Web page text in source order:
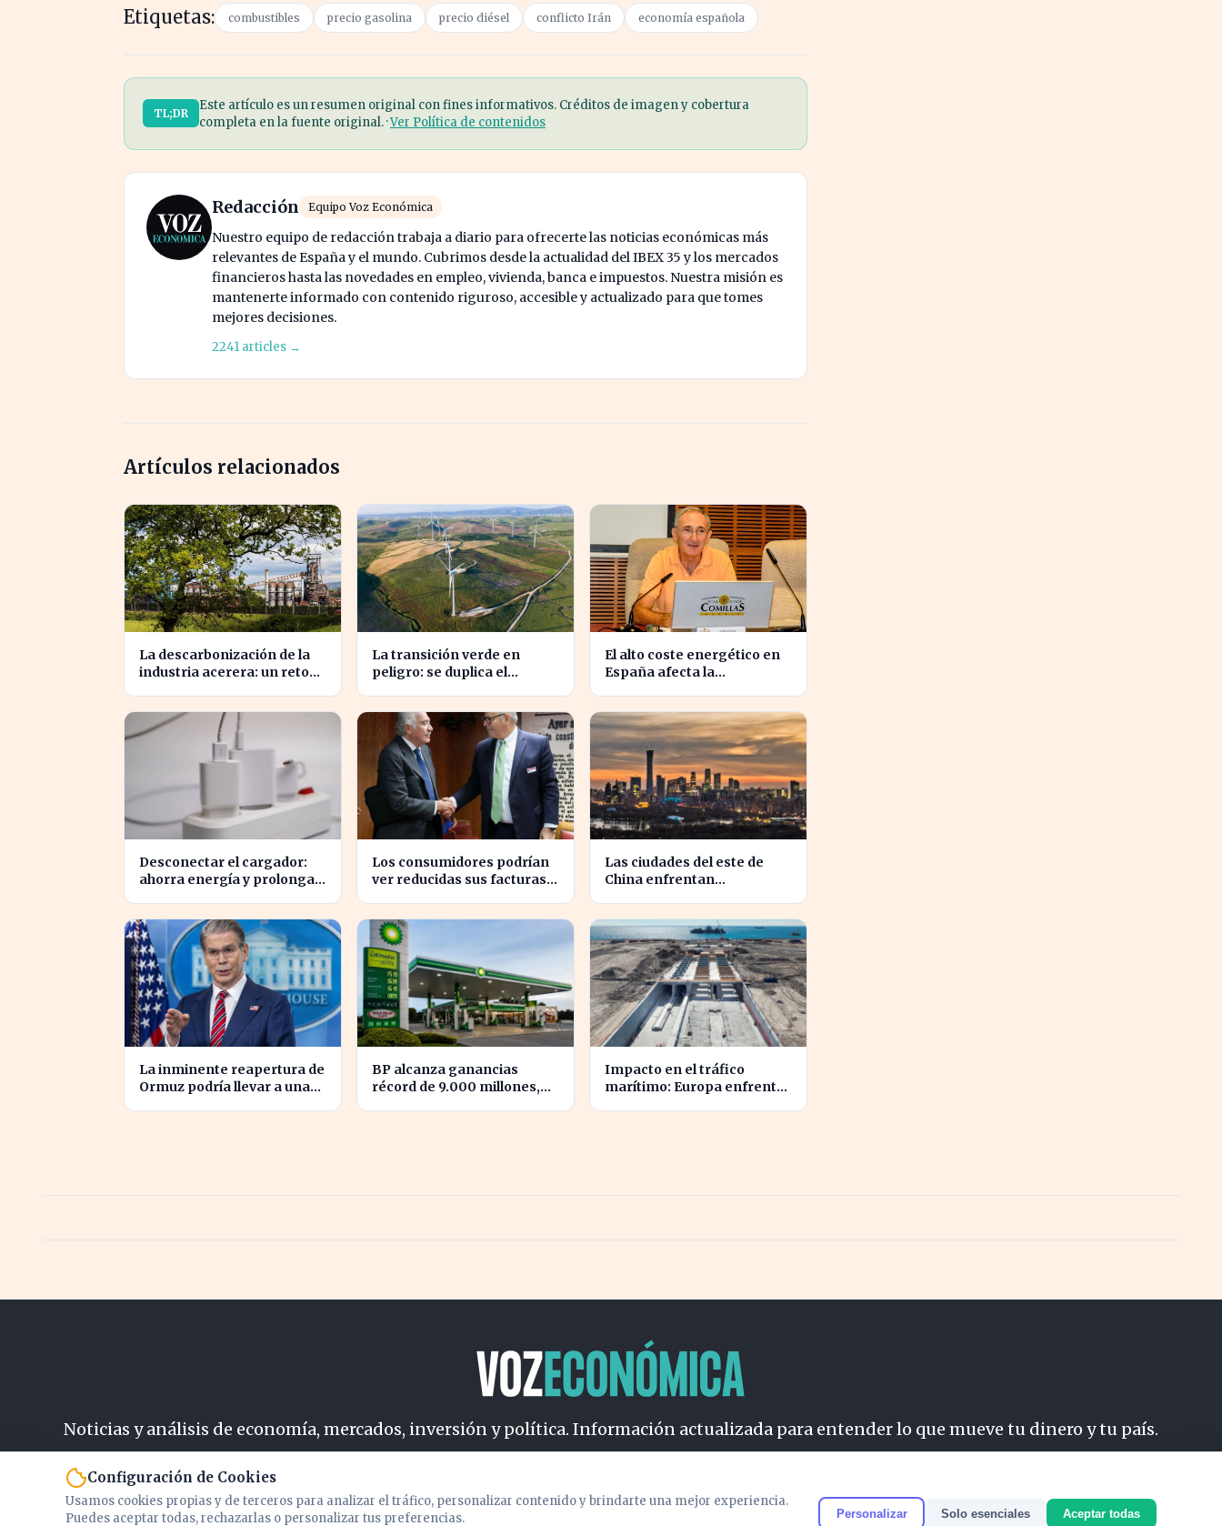
Etiquetas: combustibles precio gasolina precio diésel conflicto Irán economía española
TL;DR
Este artículo es un resumen original con fines informativos. Créditos de imagen y cobertura
completa en la fuente original. ·Ver Política de contenidos
Redacción Equipo Voz Económica
Nuestro equipo de redacción trabaja a diario para ofrecerte las noticias económicas más
relevantes de España y el mundo. Cubrimos desde la actualidad del IBEX 35 y los mercados
financieros hasta las novedades en empleo, vivienda, banca e impuestos. Nuestra misión es
mantenerte informado con contenido riguroso, accesible y actualizado para que tomes
mejores decisiones.
2241 articles →
Artículos relacionados
La descarbonización de la
industria acerera: un reto
La transición verde en
peligro: se duplica el
El alto coste energético en
España afecta la
Desconectar el cargador:
ahorra energía y prolonga
Los consumidores podrían
ver reducidas sus facturas
para Iberdrola y Endesa.
Las ciudades del este de
China enfrentan
agua subterránea
La inminente reapertura de
Ormuz podría llevar a una
BP alcanza ganancias
récord de 9.000 millones,
Impacto en el tráfico
marítimo: Europa enfrenta
Noticias y análisis de economía, mercados, inversión y política. Información actualizada para entender lo que mueve tu dinero y tu país.
Configuración de Cookies
Usamos cookies propias y de terceros para analizar el tráfico, personalizar contenido y brindarte una mejor experiencia.
Puedes aceptar todas, rechazarlas o personalizar tus preferencias.
Personalizar Solo esenciales Aceptar todas